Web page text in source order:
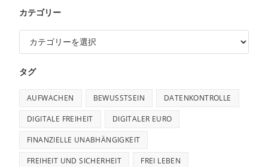
カテゴリー
タグ
AUFWACHEN BEWUSSTSEIN DATENKONTROLLE
DIGITALE FREIHEIT DIGITALER EURO
FINANZIELLE UNABHÄNGIGKEIT
FREIHEIT UND SICHERHEIT FREI LEBEN